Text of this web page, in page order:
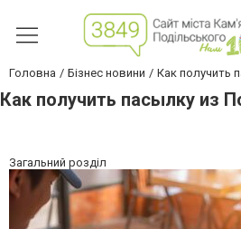
Головна Бізнес новини Как получить
Как получить пасылку из
Загальний розділ